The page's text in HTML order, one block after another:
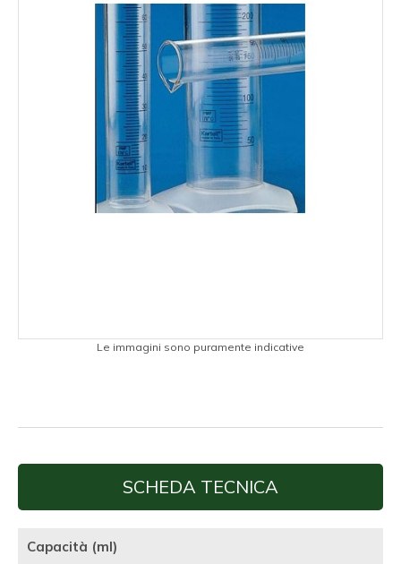
Le immagini sono puramente indicative
SCHEDA TECNICA
Capacità (ml)